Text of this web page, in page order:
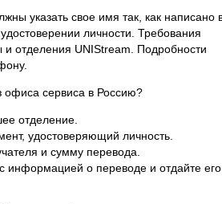
указать свое имя так, как написано
личности. Требования
и отделения UNIStream. Подробности
офиса сервиса в Россию?
отделение.
удостоверяющий личность.
и сумму перевода.
информацией о переводе и отдайте его